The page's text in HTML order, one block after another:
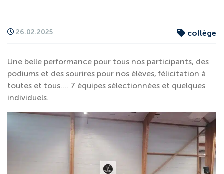
26.02.2025 collège
Une belle performance pour tous nos participants, des
podiums et des sourires pour nos élèves, félicitation à
toutes et tous…. 7 équipes sélectionnées et quelques
individuels.